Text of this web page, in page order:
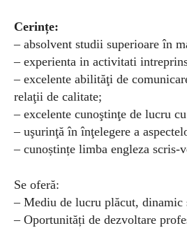
Cerințe:
– absolvent studii superioare în
– experienta in activitati
– excelente abilităţi de
relaţii de calitate;
– excelente cunoştinţe de lucru
– uşurinţă în înţelegere a
– cunoștințe limba engleza scris-
Se oferă:
– Mediu de lucru plăcut,
– Oportunități de dezvoltare